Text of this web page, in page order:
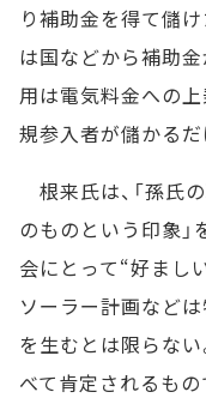
り補助金を得て儲け
は国などから補助
用は電気料金への
規参入者が儲かるだ
根来氏は、「孫氏
のものという印象」
会にとって“好まし
ソーラー計画などは
を生むとは限らな
べて肯定されるも